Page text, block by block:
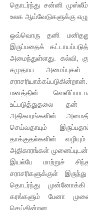
தொடர்ந்து சன்னி
உலக ஆய்வேடுகளுக்கு
ஒவ்வொரு தனி
இருப்பதைக்
அமைந்துள்ளது. கல்வி,
சமுதாய
மனத்தின்
உட்படுத்துதலை
அதிகாரங்களின்
செய்வதாயும்
தாக்குதல்களின்
அதிகாரங்கள்
இயல்பே மாற்றுச்
சராசரிகளுக்குள்
தொடர்ந்து முன்னோக்கி
கரங்களும் பேனா
செய்கின்றன.